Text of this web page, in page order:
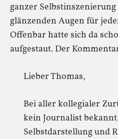
ganzer
glänzenden Augen für
Offenbar hatte sich da
aufgestaut. Der
Lieber Thomas,
Bei aller kollegialer
kein Journalist
Selbstdarstellung und